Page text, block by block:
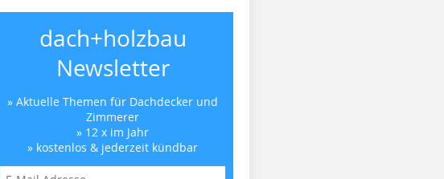
dach+holzbau
Newsletter
» Aktuelle Themen für Dachdecker und
Zimmerer
» 12 x im Jahr
» kostenlos & jederzeit kündbar